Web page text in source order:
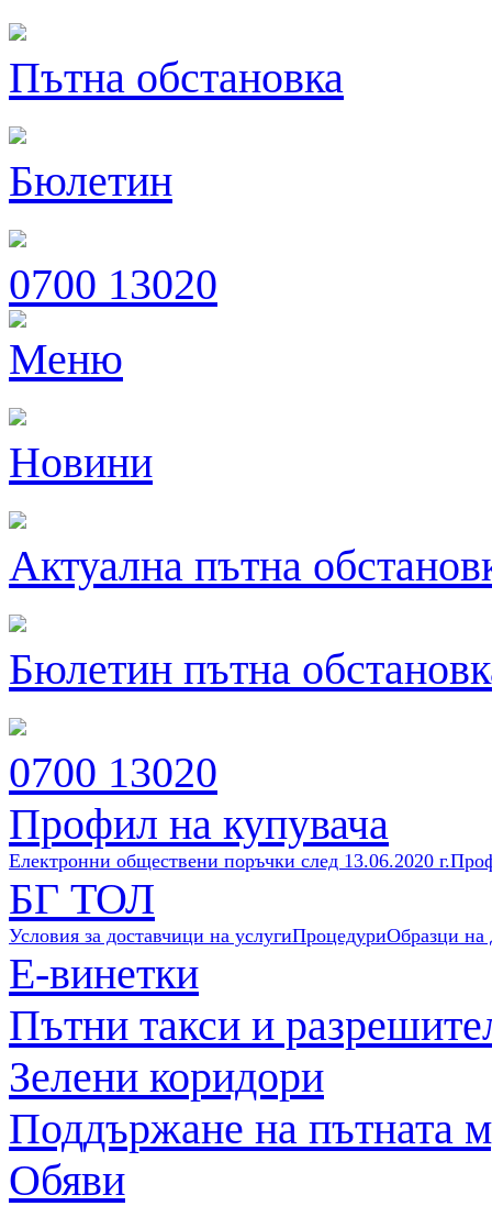
Пътна обстановка
Бюлетин
0700 13020
Меню
Новини
Актуална пътна
Бюлетин пътна
0700 13020
Профил на купувача
Електронни обществени поръчки след 13.06.2020 г.
БГ ТОЛ
Условия за доставчици на услугиПроцедуриОбразци на
Е-винетки
Пътни такси и
Зелени коридори
Поддържане на пътната
Обяви